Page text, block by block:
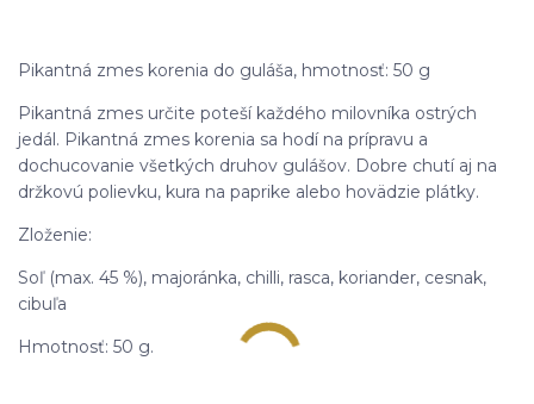
Pikantná zmes korenia do guláša, hmotnosť: 50 g
Pikantná zmes určite poteší každého milovníka ostrých
jedál. Pikantná zmes korenia sa hodí na prípravu a
dochucovanie všetkých druhov gulášov. Dobre chutí aj na
držkovú polievku, kura na paprike alebo hovädzie plátky.
Zloženie:
Soľ (max. 45 %), majoránka, chilli, rasca, koriander, cesnak,
cibuľa
Hmotnosť: 50 g.